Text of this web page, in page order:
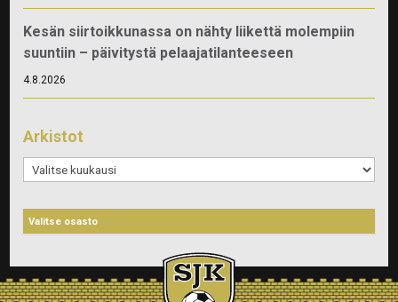
Kesän siirtoikkunassa on nähty liikettä molempiin
suuntiin – päivitystä pelaajatilanteeseen
4.8.2026
Arkistot
Arkistot